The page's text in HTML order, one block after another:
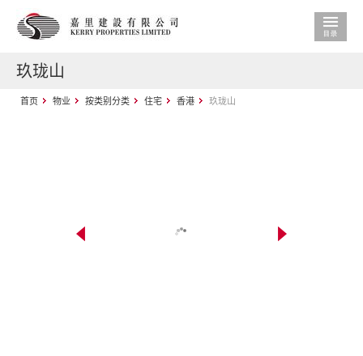
玖珑山
首页 物业 按类别分类 住宅 香港 玖珑山